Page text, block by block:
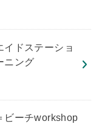
イドステーショ
ニング
ビーチworkshop